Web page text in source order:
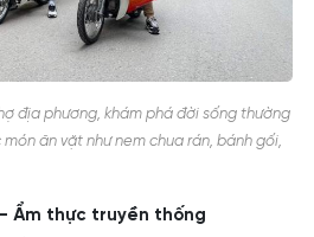
địa phương, khám phá đời sống thường
ăn vặt như nem chua rán, bánh gối,
Ẩm thực truyền thống